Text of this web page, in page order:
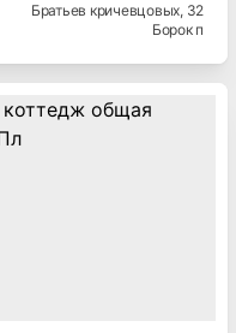
Братьев кричевцовых, 32
Борок п